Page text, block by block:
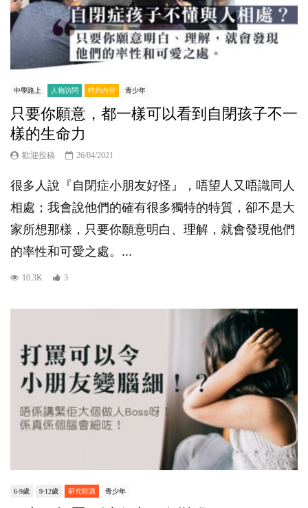
中學路上 人物訪問 特約內容 青少年
只要你願意，都一樣可以看到自閉孩子不一
樣的生命力
歡迎投稿 26/04/2021
很多人說『自閉症小朋友好怪』，唔望人又唔識同人
相處；我會說他們的確有很多獨特的特質，卻不是大
家所想那樣，只要你願意明白、理解，就會發現他們
的率性和可愛之處。...
10.3K 3
6-9歲 9-12歲 研究咁講 青少年